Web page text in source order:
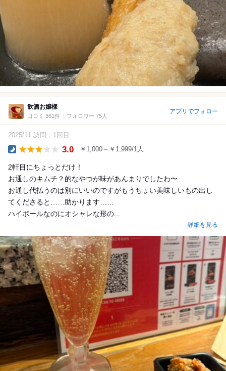
飲酒お嬢様
口コミ 361件 フォロワー 75人
アプリでフォロー
2025/11 訪問 1回目
3.0 ￥1,000～￥1,999/1人
2軒目にちょっとだけ！
お通しのキムチ？的なやつが味があんまりでしたわ〜
お通し代払うのは別にいいのですがもうちょい美味しいもの出し
てくださると……助かります……
ハイボールなのにオシャレな形の...
詳細を見る